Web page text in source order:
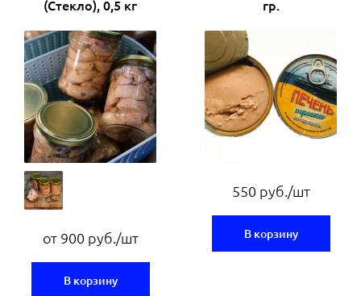
(Стекло), 0,5 кг
от 900 руб./шт
В корзину
гр.
550 руб./шт
В корзину